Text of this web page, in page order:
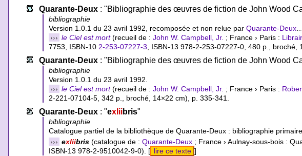
Quarante-Deux : "Bibliographie des œuvres de fiction de John Wood
bibliographie
Version 1.0.1 du 23 avril 1992, recomposée et non relue parQuarante-Deux
››› le Ciel est mort(recueil de :John W. Campbell, Jr. ; France › Paris :
7753, ISBN-10 2-253-07227-3 ISBN-13 978-2-253-07227-0 , 480 p., broché,
Quarante-Deux : "Bibliographie des œuvres de fiction de John Wood
bibliographie
Version 1.0.1 du 23 avril 1992.
››› le Ciel est mort(recueil de :John W. Campbell, Jr. ; France › Paris :
2-221-07104-5 , 342 p., broché, 14×22 cm), p. 335-341.
Quarante-Deux : "exliibris"
bibliographie
Catalogue partiel de la bibliothèque de Quarante-Deux : bibliographie
››› exliibris (catalogue de :Quarante-Deux ; France › Aulnay-sous-bois :
ISBN-13 978-2-9510042-9-0). [ lire ce texte ]